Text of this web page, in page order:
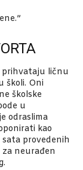
prihvataju ličnu
školi. Oni
školske
u
odraslima
kao
provedenih
za neurađen